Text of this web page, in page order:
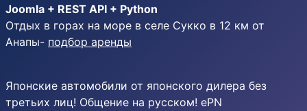
Joomla + REST API + Python
Отдых в горах на море в селе Сукко в 12 км от
Анапы- подбор аренды
Японские автомобили от японского дилера без
третьих лиц! Общение на русском! ePN